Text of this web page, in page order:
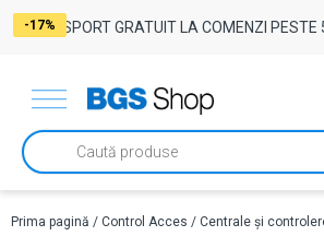
TRANSPORT GRATUIT LA COMENZI PESTE
Products
search
Prima pagină / Control Acces / Centrale și
-17%
-17%
-17%
-17%
-17%
-17%
-17%